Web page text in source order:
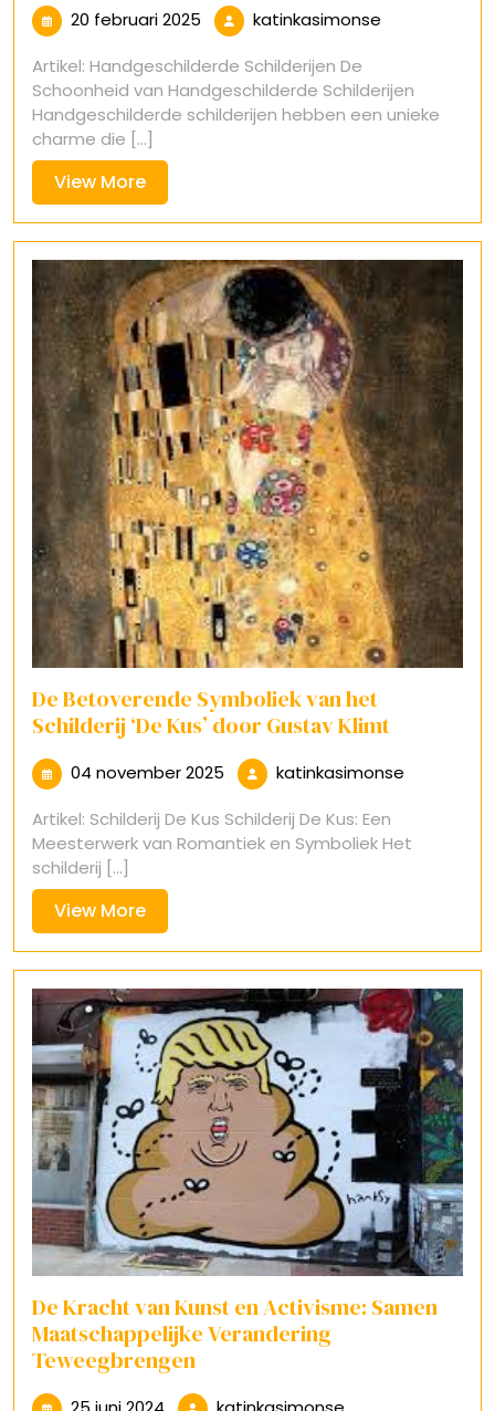
20 februari 2025 20
februari
2025
katinkasimonse
Artikel: Handgeschilderde Schilderijen De
Schoonheid van Handgeschilderde Schilderijen
Handgeschilderde schilderijen hebben een unieke
charme die [...]
View MoreView
More
De Betoverende Symboliek van het
Schilderij ‘De Kus’ door Gustav Klimt
04 november 2025 04
november
2025
katinkasimonse
Artikel: Schilderij De Kus Schilderij De Kus: Een
Meesterwerk van Romantiek en Symboliek Het
schilderij [...]
View MoreView
More
De Kracht van Kunst en Activisme: Samen
Maatschappelijke Verandering
Teweegbrengen
25